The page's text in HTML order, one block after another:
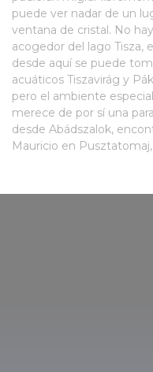
puede ver nadar de un
ventana de cristal. No
acogedor del lago Tisza,
desde aquí se puede
acuáticos Tiszavirág y
pero el ambiente
merece de por sí una
desde Abádszalok,
Mauricio en